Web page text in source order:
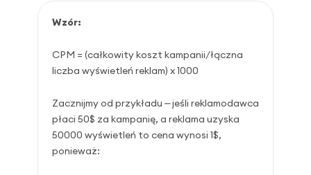
Wzór:
CPM = (całkowity koszt kampanii/łączna
liczba wyświetleń reklam) x 1000
Zacznijmy od przykładu ⎼ jeśli reklamodawca
płaci 50$ za kampanię, a reklama uzyska
50000 wyświetleń to cena wynosi 1$,
ponieważ: